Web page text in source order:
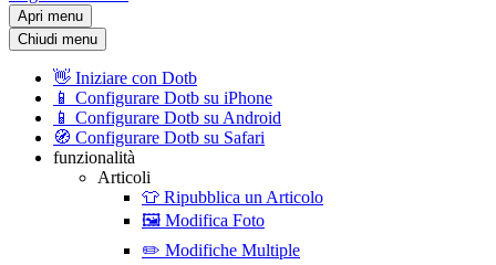
Apri menu
Chiudi menu
👋 Iniziare con Dotb
📱 Configurare Dotb su iPhone
📱 Configurare Dotb su Android
🧭 Configurare Dotb su Safari
funzionalità
Articoli
👕 Ripubblica un Articolo
🖼️ Modifica Foto
✏️ Modifiche Multiple